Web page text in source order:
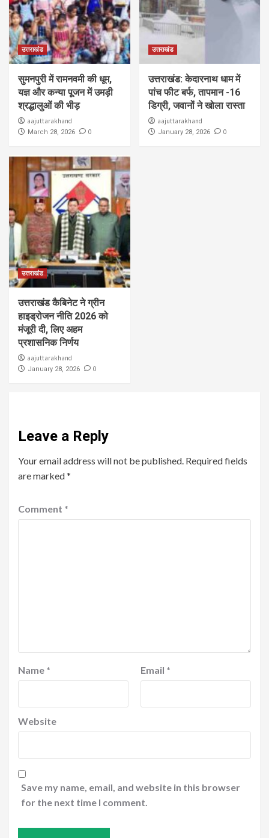
उत्तराखंड
सुमनपुरी में रामनवमी की धूम,
यज्ञ और कन्या पूजन में उमड़ी
श्रद्धालुओं की भीड़
aajuttarakhand
March 28, 2026 0
उत्तराखंड
उत्तराखंड: केदारनाथ धाम में
पांच फीट बर्फ, तापमान -16
डिग्री, जवानों ने खोला रास्ता
aajuttarakhand
January 28, 2026 0
उत्तराखंड
उत्तराखंड कैबिनेट ने ग्रीन
हाइड्रोजन नीति 2026 को
मंजूरी दी, लिए अहम
प्रशासनिक निर्णय
aajuttarakhand
January 28, 2026 0
Leave a Reply
Your email address will not be published. Required fields
are marked*
Comment *
Name * Email *
Website
Save my name, email, and website in this browser
for the next time I comment.